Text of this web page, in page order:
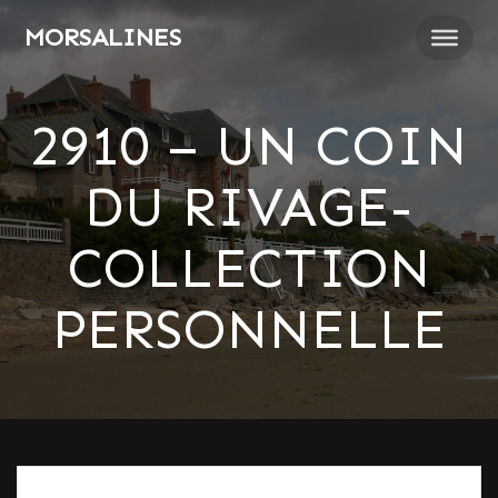
MORSALINES
2910 – UN COIN
DU RIVAGE-
COLLECTION
PERSONNELLE